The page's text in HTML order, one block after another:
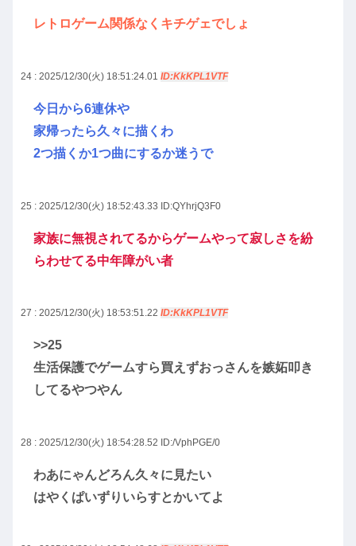
レトロゲーム関係なくキチゲェでしょ
24 : 2025/12/30(火) 18:51:24.01 ID:KkKPL1VTF
今日から6連休や
家帰ったら久々に描くわ
2つ描くか1つ曲にするか迷うで
25 : 2025/12/30(火) 18:52:43.33 ID:QYhrjQ3F0
家族に無視されてるからゲームやって寂しさを紛
らわせてる中年障がい者
27 : 2025/12/30(火) 18:53:51.22 ID:KkKPL1VTF
>>25
生活保護でゲームすら買えずおっさんを嫉妬叩き
してるやつやん
28 : 2025/12/30(火) 18:54:28.52 ID:/VphPGE/0
わあにゃんどろん久々に見たい
はやくぱいずりいらすとかいてよ